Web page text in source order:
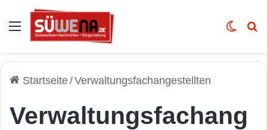
Auswahl Skin
Startseite/Verwaltungsfachangestellten
Verwaltungsfachang